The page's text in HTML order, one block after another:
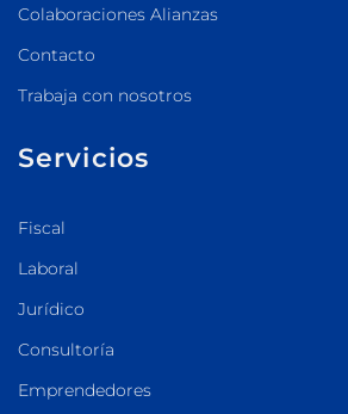
Colaboraciones Alianzas
Contacto
Trabaja con nosotros
Servicios
Fiscal
Laboral
Jurídico
Consultoría
Emprendedores